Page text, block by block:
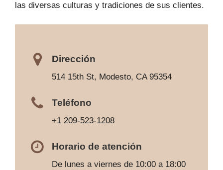
las diversas culturas y tradiciones de sus clientes.
Dirección
514 15th St, Modesto, CA 95354
Teléfono
+1 209-523-1208
Horario de atención
De lunes a viernes de 10:00 a 18:00